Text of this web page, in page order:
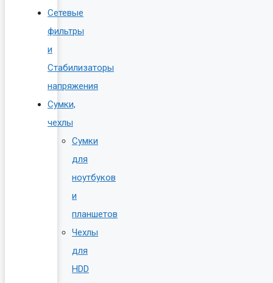
Сетевые
фильтры
и
Стабилизаторы
напряжения
Сумки,
чехлы
Сумки
для
ноутбуков
и
планшетов
Чехлы
для
HDD